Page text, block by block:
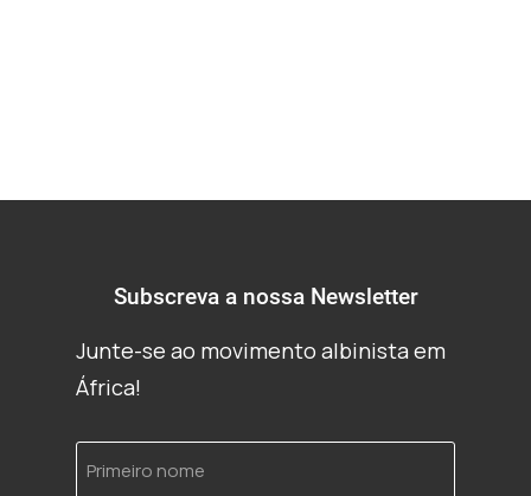
Subscreva a nossa Newsletter
Junte-se ao movimento albinista em
África!
Primeiro
nome